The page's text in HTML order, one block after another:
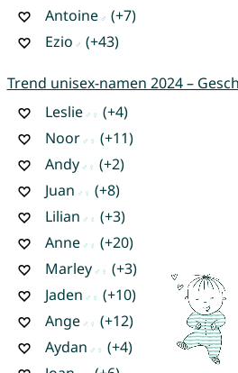
Antoine
(+7)
Ezio
(+43)
Trend unisex-namen 2024 –
Leslie
(+4)
Noor
(+11)
Andy
(+2)
Juan
(+8)
Lilian
(+3)
Anne
(+20)
Marley
(+3)
Jaden
(+10)
Ange
(+12)
Aydan
(+4)